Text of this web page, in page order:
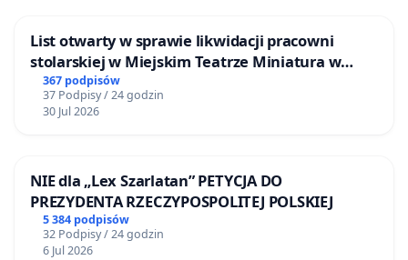
List otwarty w sprawie likwidacji pracowni
stolarskiej w Miejskim Teatrze Miniatura w
Gdańsku
367 podpisów
37 Podpisy / 24 godzin
30 Jul 2026
NIE dla „Lex Szarlatan” PETYCJA DO
PREZYDENTA RZECZYPOSPOLITEJ POLSKIEJ
5 384 podpisów
32 Podpisy / 24 godzin
6 Jul 2026